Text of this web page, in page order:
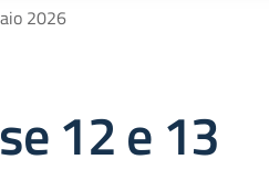
2026
12 e 13